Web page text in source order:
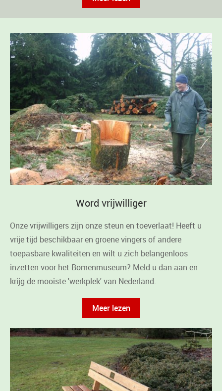
Word vrijwilliger
Onze vrijwilligers zijn onze steun en toeverlaat! Heeft u
vrije tijd beschikbaar en groene vingers of andere
toepasbare kwaliteiten en wilt u zich belangenloos
inzetten voor het Bomenmuseum? Meld u dan aan en
krijg de mooiste 'werkplek' van Nederland.
Meer lezen